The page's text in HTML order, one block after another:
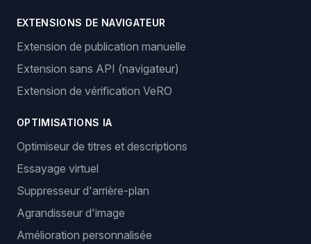
EXTENSIONS DE NAVIGATEUR
Extension de publication manuelle
Extension sans API (navigateur)
Extension de vérification VeRO
OPTIMISATIONS IA
Optimiseur de titres et descriptions
Essayage virtuel
Suppresseur d'arrière-plan
Agrandisseur d'image
Amélioration personnalisée